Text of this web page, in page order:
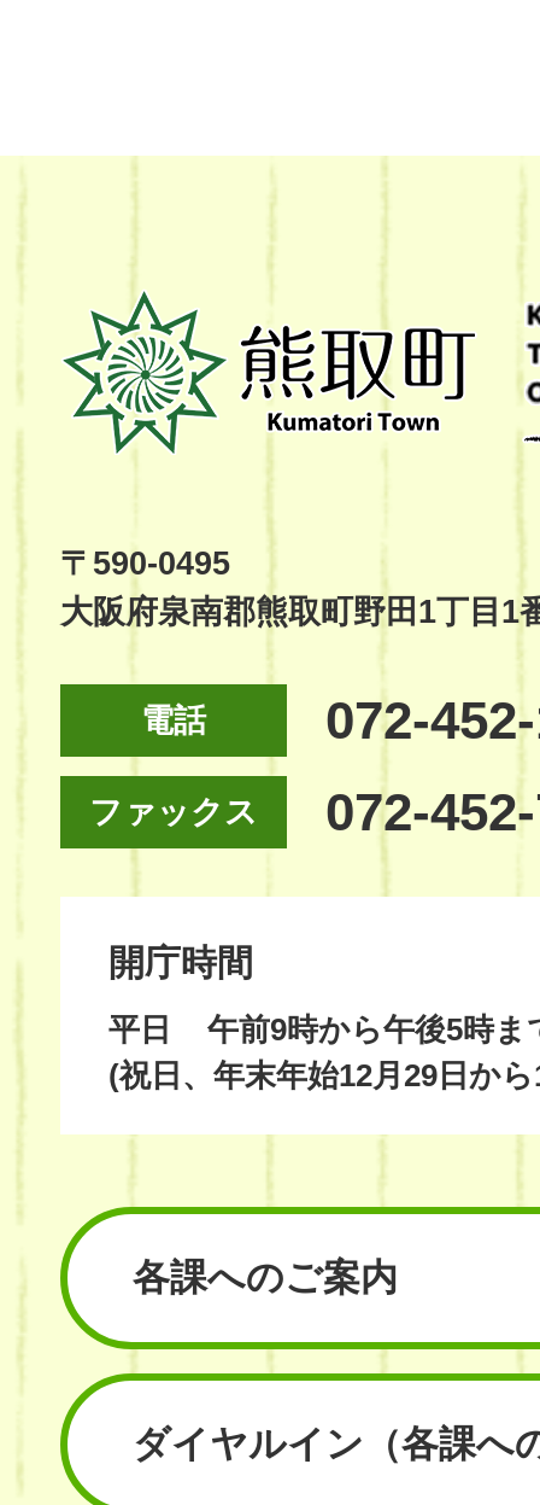
熊
取
町
Kumatori
Site
〒590-0495
大阪府泉南郡熊取町野田1丁目1
電話 072-
ファックス 072-
開庁時間
平日
午前9時から午後5時ま
(祝日、年末年始12月29日か
各課へのご案内
ダイヤルイン （各課へ